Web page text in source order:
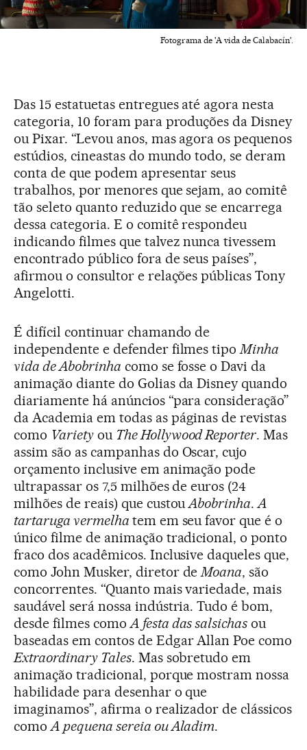
Fotograma de 'A vida de Calabacín'.
Das 15 estatuetas entregues até agora nesta
categoria, 10 foram para produções da Disney
ou Pixar. “Levou anos, mas agora os pequenos
estúdios, cineastas do mundo todo, se deram
conta de que podem apresentar seus
trabalhos, por menores que sejam, ao comitê
tão seleto quanto reduzido que se encarrega
dessa categoria. E o comitê respondeu
indicando filmes que talvez nunca tivessem
encontrado público fora de seus países”,
afirmou o consultor e relações públicas Tony
Angelotti.
É difícil continuar chamando de
independente e defender filmes tipoMinha
vida de Abobrinha como se fosse o Davi da
animação diante do Golias da Disney quando
diariamente há anúncios “para consideração”
da Academia em todas as páginas de revistas
como Varietyou The Hollywood Reporter. Mas
assim são as campanhas do Oscar, cujo
orçamento inclusive em animação pode
ultrapassar os 7,5 milhões de euros (24
milhões de reais) que custouAbobrinha.A
tartaruga vermelha tem em seu favor que é o
único filme de animação tradicional, o ponto
fraco dos acadêmicos. Inclusive daqueles que,
como John Musker, diretor deMoana, são
concorrentes. “Quanto mais variedade, mais
saudável será nossa indústria. Tudo é bom,
desde filmes comoA festa das salsichas ou
baseadas em contos de Edgar Allan Poe como
Extraordinary Tales. Mas sobretudo em
animação tradicional, porque mostram nossa
habilidade para desenhar o que
imaginamos”, afirma o realizador de clássicos
comoA pequena sereia ou Aladim.